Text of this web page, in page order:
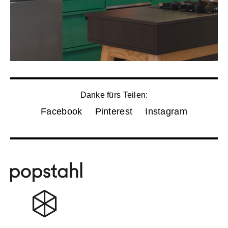
Danke fürs Teilen:
Facebook Pinterest Instagram